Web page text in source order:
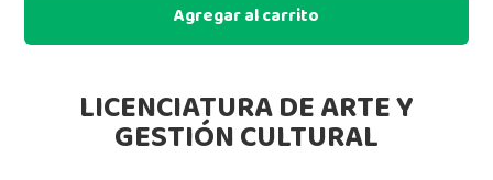
Agregar al carrito
LICENCIATURA DE ARTE Y
GESTIÓN CULTURAL